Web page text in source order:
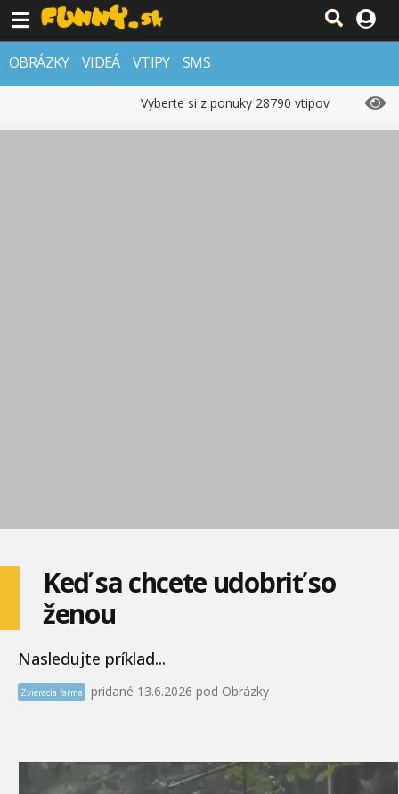
OBRÁZKY VIDEÁ VTIPY SMS
Vyberte si z ponuky 28790 vtipov
Keď sa chcete udobriť so
ženou
Nasledujte príklad...
Zvieracia farma pridané 13.6.2026 pod Obrázky